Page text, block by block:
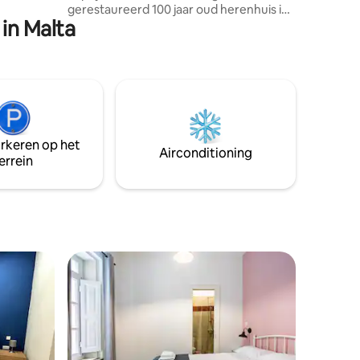
gerestaureerd 100 jaar oud herenhuis in
het centrum van Paceville. Gelegen
naast 5*hotels en top taalscholen.
onze kleinere kamer met airco en een
tweepersoonsbed, ideaal voor een stel
of een enkele gast. Het heeft een eigen
badkamer en een groot dakterras om
Malta
op het
Airconditioning